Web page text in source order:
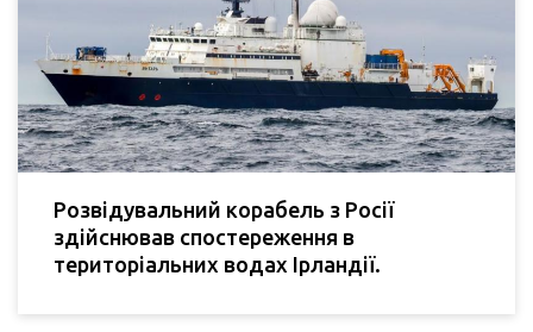
Розвідувальний корабель з Росії
здійснював спостереження в
територіальних водах Ірландії.